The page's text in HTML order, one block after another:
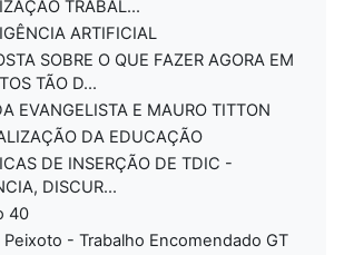
TRABAL...
ARTIFICIAL
SOBRE O QUE FAZER AGORA EM
TÃO D...
EVANGELISTA E MAURO TITTON
DA EDUCAÇÃO
DE INSERÇÃO DE TDIC -
DISCUR...
40
Peixoto - Trabalho Encomendado GT